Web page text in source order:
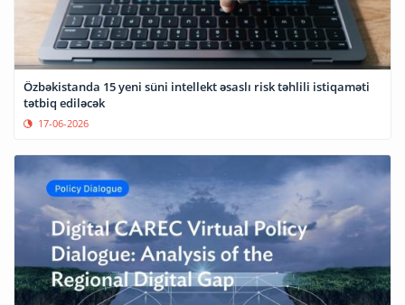
Özbəkistanda 15 yeni süni intellekt əsaslı risk təhlili istiqaməti
tətbiq ediləcək
17-06-2026